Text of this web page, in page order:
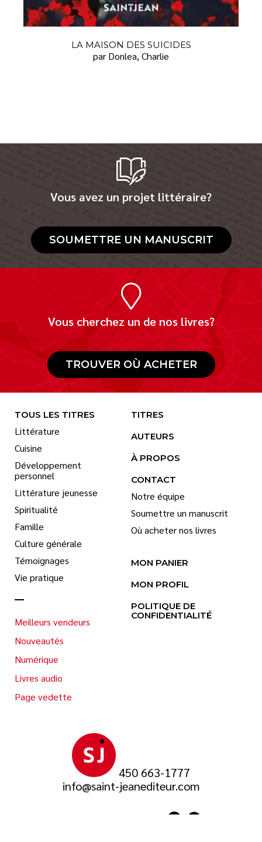
LA MAISON DES SUICIDES
par Donlea, Charlie
Vous avez un projet littéraire?
SOUMETTRE UN MANUSCRIT
Vous cherchez un de nos livres?
TROUVER OÙ ACHETER
450 663-1777
info@saint-jeanediteur.com
TOUS LES TITRES
Littérature
Cuisine
Développement
personnel
Littérature jeunesse
Spiritualité
Famille
Culture générale
Témoignages
Vie pratique
Meilleurs vendeurs
Nouveautés
Numérique
Livres audio
Page vedette
TITRES
AUTEURS
À PROPOS
CONTACT
Notre équipe
Soumettre un manuscrit
Où acheter nos livres
MON PANIER
MON PROFIL
POLITIQUE DE
CONFIDENTIALITÉ